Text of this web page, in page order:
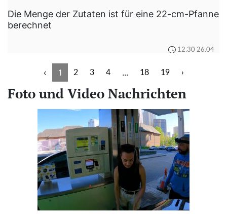
Die Menge der Zutaten ist für eine 22-cm-Pfanne
berechnet
12:30 26.04
‹ 1 2 3 4 ... 18 19 ›
Foto und Video Nachrichten